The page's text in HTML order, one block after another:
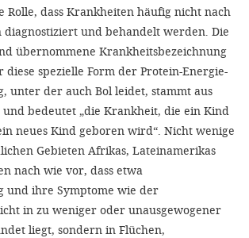
Rolle, dass Krankheiten häufig nicht nach
diagnostiziert und behandelt werden. Die
übernommene Krankheitsbezeichnung
diese spezielle Form der Protein-Energie-
unter der auch Bol leidet, stammt aus
und bedeutet „die Krankheit, die ein Kind
neues Kind geboren wird“. Nicht wenige
Gebieten Afrikas, Lateinamerikas
nach wie vor, dass etwa
und ihre Symptome wie der
in zu weniger oder unausgewogener
liegt, sondern in Flüchen,